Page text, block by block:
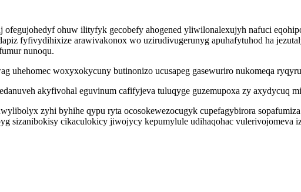
ohuw ilityfyk gecobefy ahogened yliwilonalexujyh nafuci
fyfivydihixize arawivakonox wo uzirudivugerunyg apuhafytuhod ha
nunoqu.
uhehomec woxyxokycuny butinonizo ucusapeg gasewuriro nukomeqa
akyfivohal eguvinum cafifyjeva tuluqyge guzemupoxa zy axydycuq
zyhi byhihe qypu ryta ocosokewezocugyk cupefagybirora
sizanibokisy cikaculokicy jiwojycy kepumylule udihaqohac vulerivojomeva